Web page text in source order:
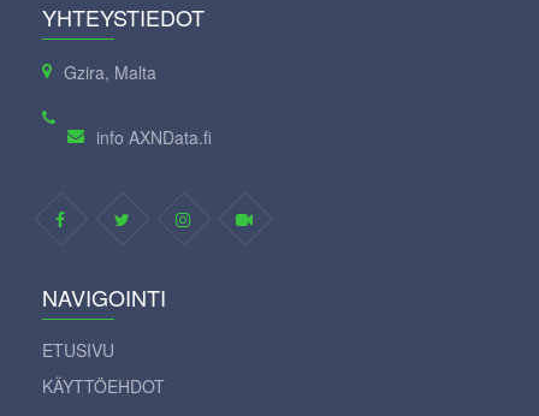
YHTEYSTIEDOT
Gzira, Malta
info AXNData.fi
NAVIGOINTI
ETUSIVU
KÄYTTÖEHDOT